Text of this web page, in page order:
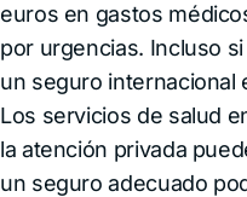
euros en gastos
por urgencias. Incluso
un seguro internacional
Los servicios de salud
la atención privada
un seguro adecuado